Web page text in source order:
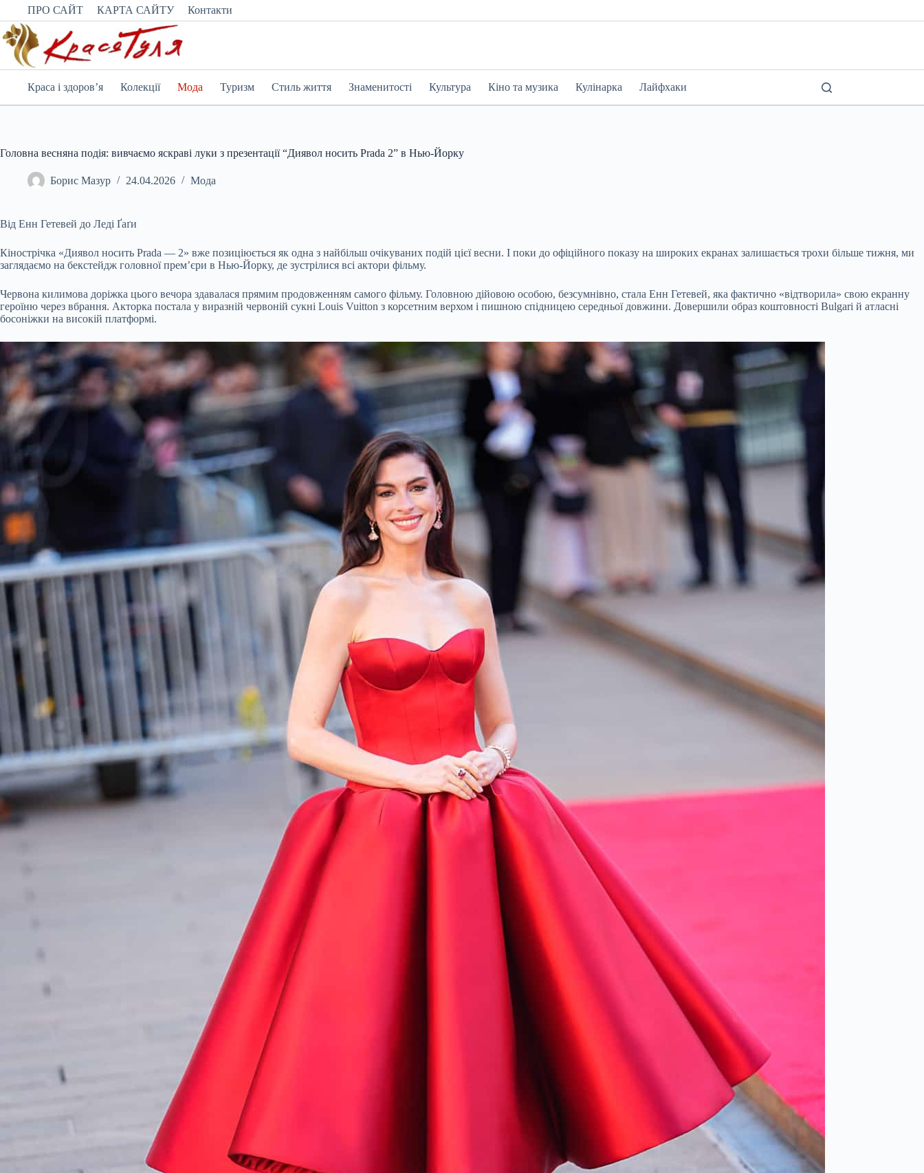
Перейти
вмісту
ПРО САЙТ КАРТА САЙТУ Контакти
Краса і здоров’я Колекції Мода Туризм Стиль життя Знаменитості Культура Кіно та музика Кулінарка Лайфхаки
Головна весняна подія: вивчаємо яскраві луки з презентації “Диявол носить Prada 2” в Нью-Йорку
Борис Мазур 24.04.2026 Мода
Від Енн Гетевей до Леді Ґаґи
Кінострічка «Диявол носить Prada — 2» вже позиціюється як одна з найбільш очікуваних подій цієї весни. І поки до офіційного показу на широких екранах залишається трохи більше тижня, ми
заглядаємо на бекстейдж головної прем’єри в Нью-Йорку, де зустрілися всі актори фільму.
Червона килимова доріжка цього вечора здавалася прямим продовженням самого фільму. Головною дійовою особою, безсумнівно, стала Енн Гетевей, яка фактично «відтворила» свою екранну
героїню через вбрання. Акторка постала у виразній червоній сукні Louis Vuitton з корсетним верхом і пишною спідницею середньої довжини. Довершили образ коштовності Bulgari й атласні
босоніжки на високій платформі.